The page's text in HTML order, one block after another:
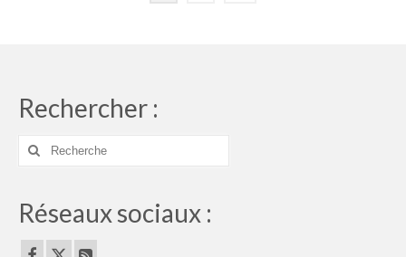
Rechercher :
Rechercher
Réseaux sociaux :